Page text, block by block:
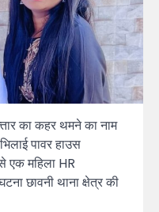
का कहर थमने का नाम
पावर हाउस
महिला HR
छावनी थाना क्षेत्र की